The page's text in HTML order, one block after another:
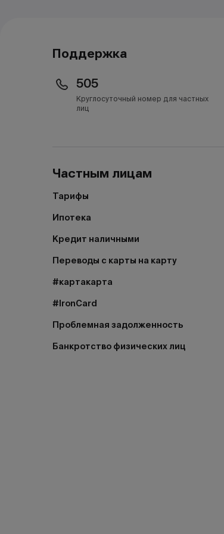
Поддержка
505
Круглосуточный номер для частных
лиц
Частным лицам
Тарифы
Ипотека
Кредит наличными
Переводы с карты на карту
#картакарта
#IronCard
Проблемная задолженность
Банкротство физических лиц